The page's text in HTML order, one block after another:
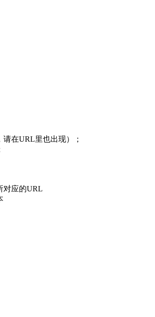
在URL里也出现）；
对应的URL